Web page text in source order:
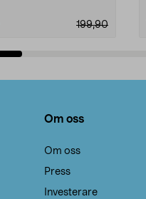
199,90
Om oss
Om oss
Press
Investerare